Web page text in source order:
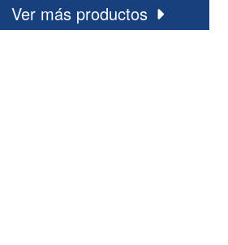
Ver más productos